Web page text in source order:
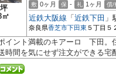
㎡
敷 0ヶ月 保 - 礼 1ヶ月 償/
近鉄大阪線 「 近鉄下田 」
奈良県香芝市下田東 ５丁目５
イント満載のキアーロ 下田。
時間を気にせず注文ができる